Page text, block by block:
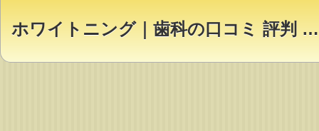
ホワイトニング｜歯科の口コミ 評判 ランキング【Dr.NAVI】